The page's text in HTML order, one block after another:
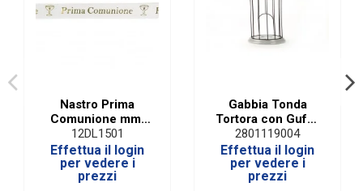
Nastro Prima
Comunione mm.
15
12DL1501
Effettua il login
per vedere i
prezzi
Gabbia Tonda
Tortora con Gufo |
Grande 32 cm
2801119004
Effettua il login
per vedere i
prezzi